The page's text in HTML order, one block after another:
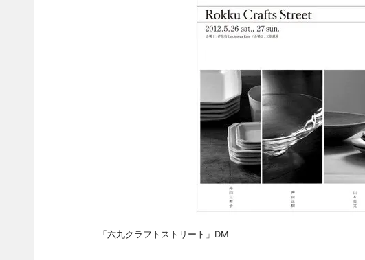
「六九クラフトストリート」DM